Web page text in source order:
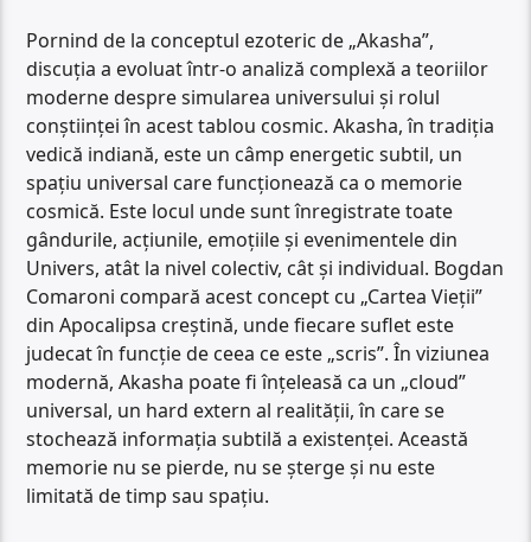
Pornind de la conceptul ezoteric de „Akasha”,
discuția a evoluat într-o analiză complexă a teoriilor
moderne despre simularea universului și rolul
conștiinței în acest tablou cosmic. Akasha, în tradiția
vedică indiană, este un câmp energetic subtil, un
spațiu universal care funcționează ca o memorie
cosmică. Este locul unde sunt înregistrate toate
gândurile, acțiunile, emoțiile și evenimentele din
Univers, atât la nivel colectiv, cât și individual. Bogdan
Comaroni compară acest concept cu „Cartea Vieții”
din Apocalipsa creștină, unde fiecare suflet este
judecat în funcție de ceea ce este „scris”. În viziunea
modernă, Akasha poate fi înțeleasă ca un „cloud”
universal, un hard extern al realității, în care se
stochează informația subtilă a existenței. Această
memorie nu se pierde, nu se șterge și nu este
limitată de timp sau spațiu.